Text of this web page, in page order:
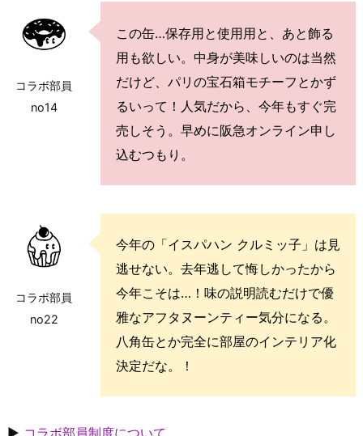
コラボ部員
no14
この缶…保存用と使用用と、あと飾る
用も欲しい。中身が美味しいのは当然
だけど、パリの宝石箱モチーフとかず
るいって！人気だから、今年もすぐ完
売しそう。早めに阪急オンライン申し
込むつもり。
コラボ部員
no22
今年の「イスパハン クルミッ子」は見
逃せない。去年逃して悔しかったから
今年こそは…！味の説明読むだけで優
雅なアフタヌーンティー気分になる。
八角缶とか完全に部屋のインテリア化
決定だな。！